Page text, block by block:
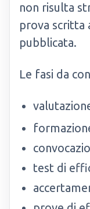
non risulta
prova scritta
pubblicata.
Le fasi da
test di